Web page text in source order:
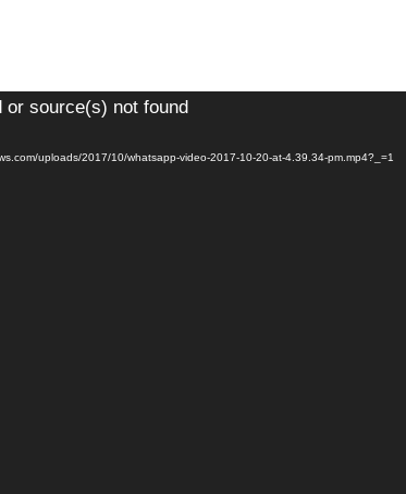
source(s) not found
uploads/2017/10/whatsapp-video-2017-10-20-at-4.39.34-pm.mp4?_=1